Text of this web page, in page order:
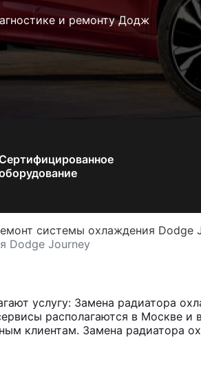
и ремонту Додж
системы охлаждения Dodge
Dodge Journey
услугу: Замена радиатора
располагаются в Москве
клиентам. Замена радиатора